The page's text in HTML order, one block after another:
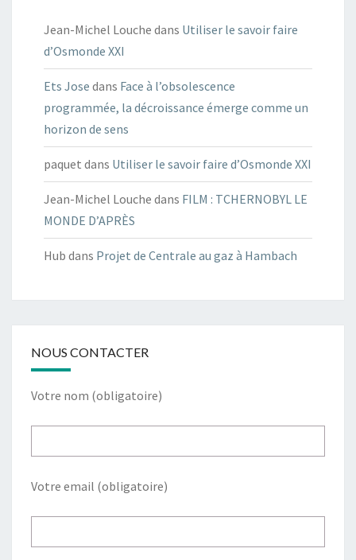
Jean-Michel Louche dans Utiliser le savoir faire
d’Osmonde XXI
Ets Jose dans Face à l’obsolescence
programmée, la décroissance émerge comme un
horizon de sens
paquet dans Utiliser le savoir faire d’Osmonde XXI
Jean-Michel Louche dans FILM : TCHERNOBYL LE
MONDE D’APRÈS
Hub dans Projet de Centrale au gaz à Hambach
NOUS CONTACTER
Votre nom (obligatoire)
Votre email (obligatoire)